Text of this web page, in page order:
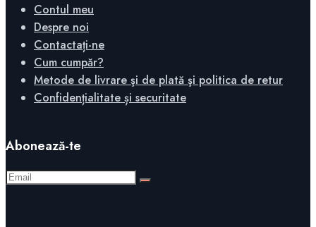
Contul meu
Despre noi
Contactați-ne
Cum cumpăr?
Metode de livrare şi de plată şi politica de retur
Confidențialitate și securitate
Abonează-te